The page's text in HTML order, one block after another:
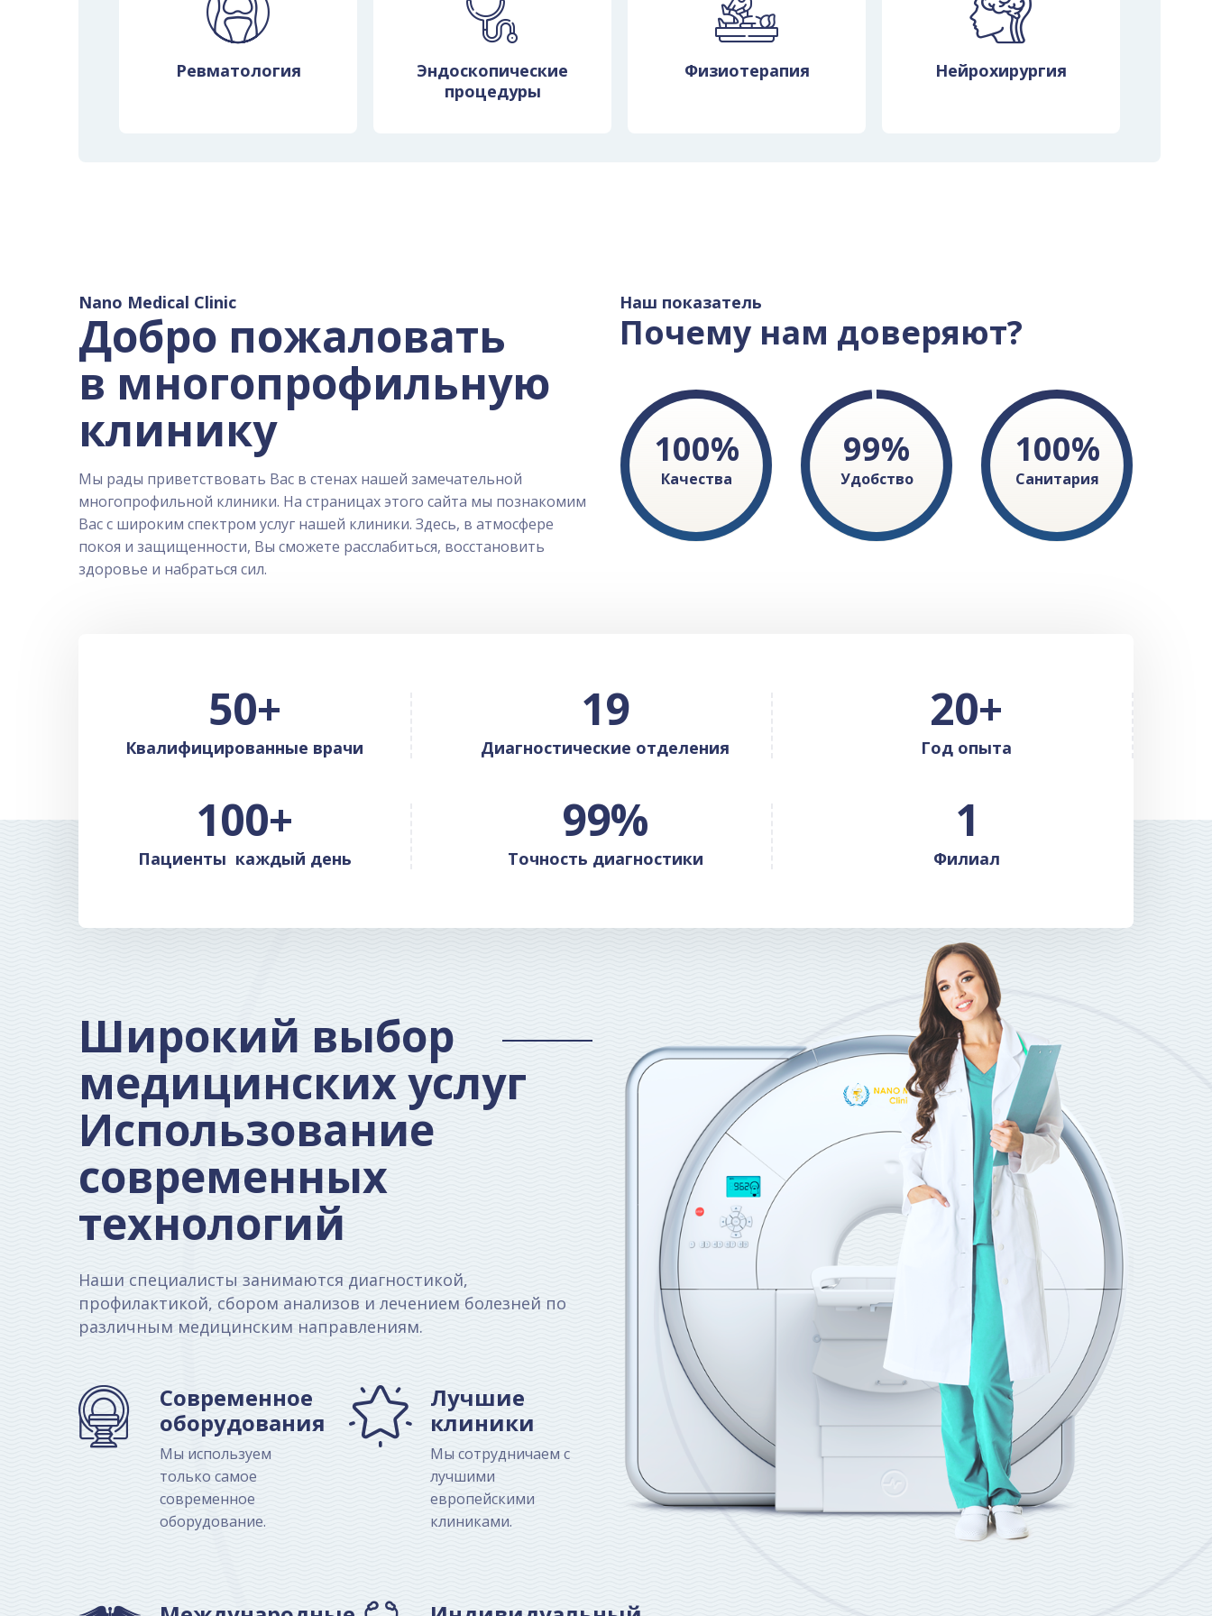
Ревматология
Эндоскопические
процедуры
Физиотерапия Нейрохирургия
Nano Medical Clinic
Добро пожаловать
в многопрофильную
клинику
Мы рады приветствовать Вас в стенах нашей замечательной
многопрофильной клиники. На страницах этого сайта мы познакомим
Вас с широким спектром услуг нашей клиники. Здесь, в атмосфере
покоя и защищенности, Вы сможете расслабиться, восстановить
здоровье и набраться сил.
Наш показатель
Почему нам доверяют?
100%
Качества
99%
Удобство
100%
Санитария
50+
Квалифицированные врачи
19
Диагностические отделения
20+
Год опыта
100+
Пациенты каждый день
99%
Точность диагностики
1
Филиал
Широкий выбор
медицинских услуг
Использование
современных
технологий
Наши специалисты занимаются диагностикой,
профилактикой, сбором анализов и лечением болезней по
различным медицинским направлениям.
Современное
оборудования
Мы используем
только самое
современное
оборудование.
Лучшие
клиники
Мы сотрудничаем с
лучшими
европейскими
клиниками.